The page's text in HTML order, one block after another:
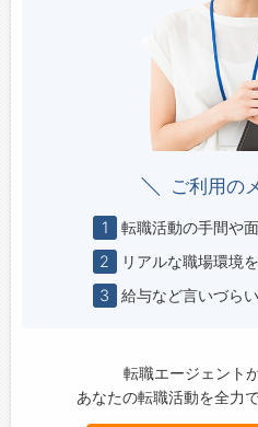
ーターなどあり！
ご利用の
1
転職活動の手間や
2
リアルな職場環境
3
給与など言いづら
転職エージェント
あなたの転職活動を全力